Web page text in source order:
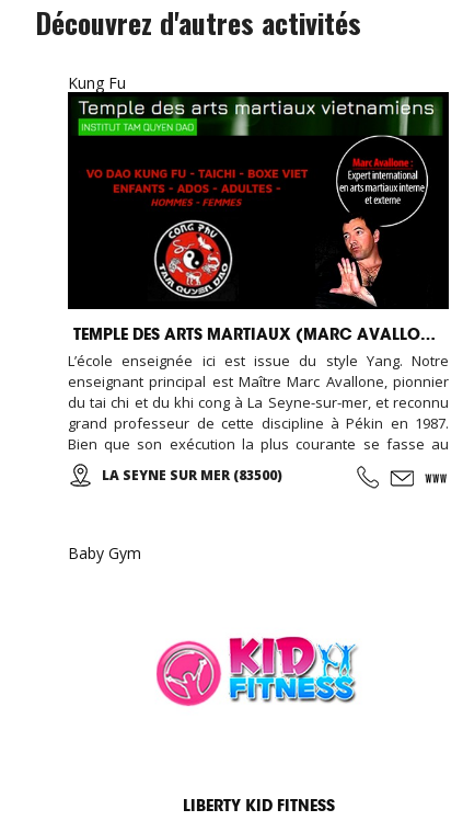
Découvrez d'autres activités
Kung Fu
TEMPLE DES ARTS MARTIAUX (MARC AVALLONE)
L’école enseignée ici est issue du style Yang. Notre
enseignant principal est Maître Marc Avallone, pionnier
du tai chi et du khi cong à La Seyne-sur-mer, et reconnu
grand professeur de cette discipline à Pékin en 1987.
Bien que son exécution la plus courante se fasse au
ralenti avec des mouvements doux et unis entre eux, le
thai cuc quyen (taichi) peut s’exécuter de bien des
LA SEYNE SUR MER (83500)
Baby Gym
LIBERTY KID FITNESS